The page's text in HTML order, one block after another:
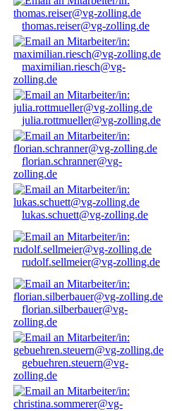
thomas.reiser@vg-zolling.de
maximilian.riesch@vg-
zolling.de
julia.rottmueller@vg-zolling.de
florian.schranner@vg-
zolling.de
lukas.schuett@vg-zolling.de
rudolf.sellmeier@vg-zolling.de
florian.silberbauer@vg-
zolling.de
gebuehren.steuern@vg-
zolling.de